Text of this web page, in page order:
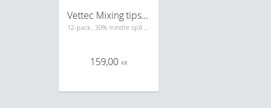
Vettec Mixing tips high effiency
12-pack , 30% mindre spill för 210cc vettec
159,00 KR